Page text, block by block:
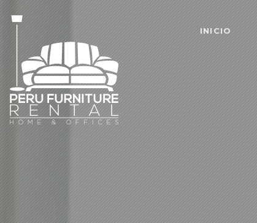
INICIO